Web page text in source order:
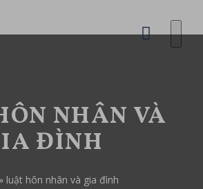
NHÂN VÀ
ĐÌNH
» luật hôn nhân và gia đình